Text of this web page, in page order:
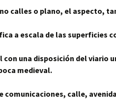
calles o plano, el aspecto,
a escala de las superficies
una disposición del viario
medieval.
comunicaciones, calle,